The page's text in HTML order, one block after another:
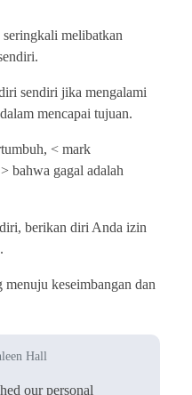
melibatkan
sendiri jika mengalami
mencapai tujuan.
< mark
bahwa gagal adalah
berikan diri Anda izin
keseimbangan dan
Hall
our personal